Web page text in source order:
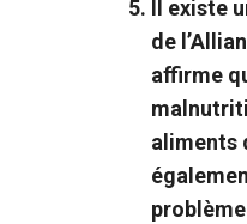
Il existe
de
affirme
aliments